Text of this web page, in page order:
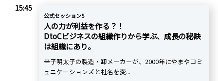
15:45
公式セッション5
人の力が利益を作る？！
DtoCビジネスの組織作りから学ぶ、成長の秘訣
は組織にあり。
辛子明太子の製造・卸メーカーが、2000年にやまやコミ
ュニケーションズと社名を変...